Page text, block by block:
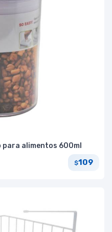
alimentos 600ml
$109